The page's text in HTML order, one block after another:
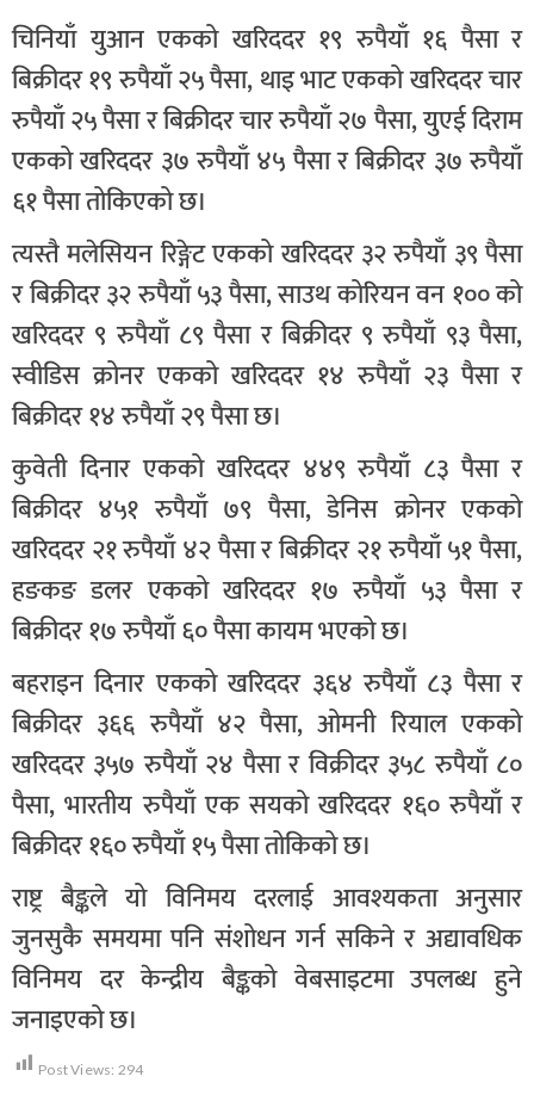
चिनियाँ युआन एकको खरिददर १९ रुपैयाँ १६ पैसा र
बिक्रीदर १९ रुपैयाँ २५ पैसा, थाइ भाट एकको खरिददर चार
रुपैयाँ २५ पैसा र बिक्रीदर चार रुपैयाँ २७ पैसा, युएई दिराम
एकको खरिददर ३७ रुपैयाँ ४५ पैसा र बिक्रीदर ३७ रुपैयाँ
६१ पैसा तोकिएको छ।
त्यस्तै मलेसियन रिङ्गेट एकको खरिददर ३२ रुपैयाँ ३९ पैसा
र बिक्रीदर ३२ रुपैयाँ ५३ पैसा, साउथ कोरियन वन १०० को
खरिददर ९ रुपैयाँ ८९ पैसा र बिक्रीदर ९ रुपैयाँ ९३ पैसा,
स्वीडिस क्रोनर एकको खरिददर १४ रुपैयाँ २३ पैसा र
बिक्रीदर १४ रुपैयाँ २९ पैसा छ।
कुवेती दिनार एकको खरिददर ४४९ रुपैयाँ ८३ पैसा र
बिक्रीदर ४५१ रुपैयाँ ७९ पैसा, डेनिस क्रोनर एकको
खरिददर २१ रुपैयाँ ४२ पैसा र बिक्रीदर २१ रुपैयाँ ५१ पैसा,
हङकङ डलर एकको खरिददर १७ रुपैयाँ ५३ पैसा र
बिक्रीदर १७ रुपैयाँ ६० पैसा कायम भएको छ।
बहराइन दिनार एकको खरिददर ३६४ रुपैयाँ ८३ पैसा र
बिक्रीदर ३६६ रुपैयाँ ४२ पैसा, ओमनी रियाल एकको
खरिददर ३५७ रुपैयाँ २४ पैसा र विक्रीदर ३५८ रुपैयाँ ८०
पैसा, भारतीय रुपैयाँ एक सयको खरिददर १६० रुपैयाँ र
बिक्रीदर १६० रुपैयाँ १५ पैसा तोकिको छ।
राष्ट्र बैङ्कले यो विनिमय दरलाई आवश्यकता अनुसार
जुनसुकै समयमा पनि संशोधन गर्न सकिने र अद्यावधिक
विनिमय दर केन्द्रीय बैङ्कको वेबसाइटमा उपलब्ध हुने
जनाइएको छ।
Post Views: 294